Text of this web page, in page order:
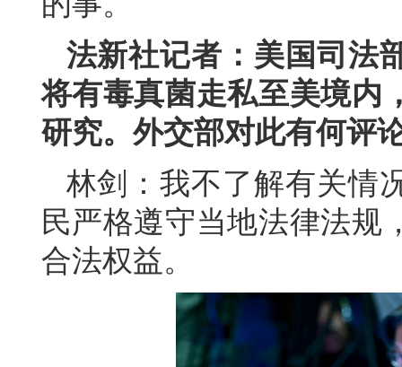
法新社记者：美国司法
将有毒真菌走私至美境内
研究。外交部对此有何评
林剑：我不了解有关情
民严格遵守当地法律法规
合法权益。